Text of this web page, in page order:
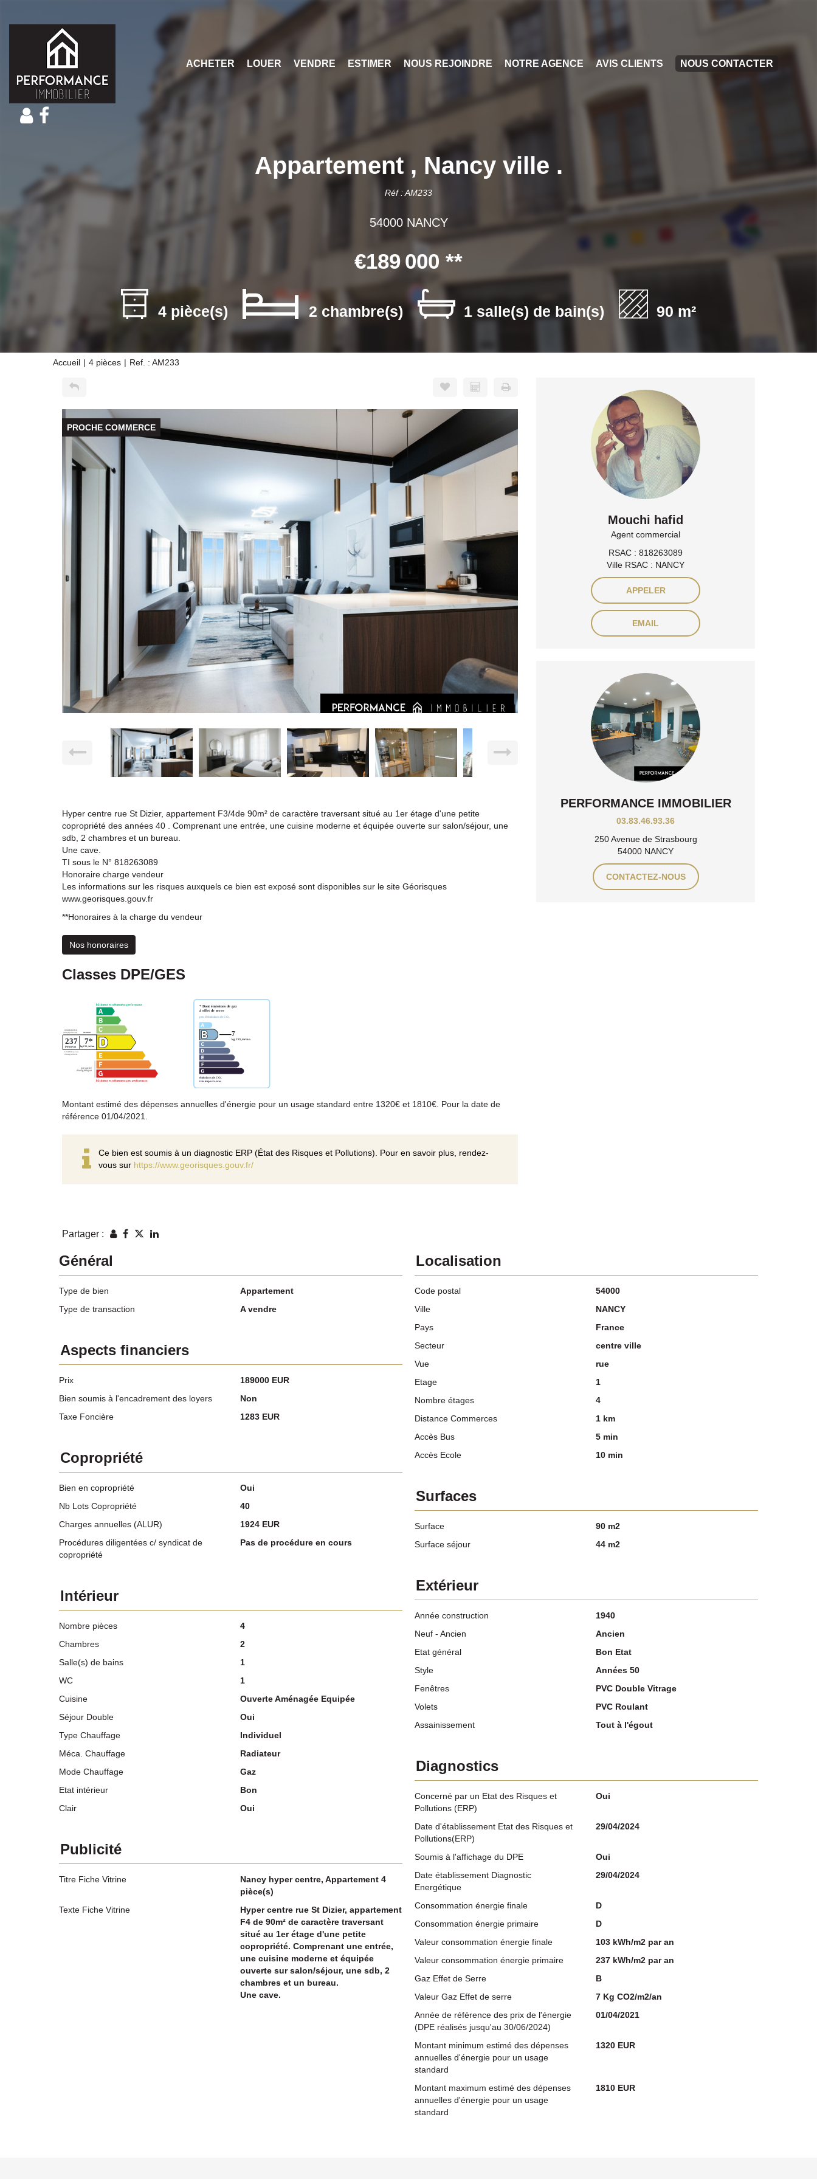
ACHETER LOUER VENDRE ESTIMER NOUS REJOINDRE NOTRE AGENCE AVIS CLIENTS NOUS CONTACTER
Appartement , Nancy ville .
Réf : AM233
54000 NANCY
€189 000 **
4 pièce(s) 2 chambre(s) 1 salle(s) de bain(s) 90 m²
Accueil 4 pièces Ref. : AM233
PROCHE COMMERCE
Hyper centre rue St Dizier, appartement F3/4de 90m² de caractère traversant situé au 1er étage d'une petite
copropriété des années 40 . Comprenant une entrée, une cuisine moderne et équipée ouverte sur salon/séjour, une
sdb, 2 chambres et un bureau.
Une cave.
TI sous le N° 818263089
Honoraire charge vendeur
Les informations sur les risques auxquels ce bien est exposé sont disponibles sur le site Géorisques
www.georisques.gouv.fr
**Honoraires à la charge du vendeur
Nos honoraires
Classes DPE/GES
Montant estimé des dépenses annuelles d'énergie pour un usage standard entre 1320€ et 1810€. Pour la date de
référence 01/04/2021.
Ce bien est soumis à un diagnostic ERP (État des Risques et Pollutions). Pour en savoir plus, rendez-
vous sur https://www.georisques.gouv.fr/
Partager :
Mouchi hafid
Agent commercial
RSAC : 818263089
Ville RSAC : NANCY
APPELER
EMAIL
PERFORMANCE IMMOBILIER
03.83.46.93.36
250 Avenue de Strasbourg
54000 NANCY
CONTACTEZ-NOUS
Général
Type de bien
Appartement
Type de transaction
A vendre
Localisation
Code postal
54000
Ville
NANCY
Pays
France
Secteur
centre ville
Vue
rue
Etage
1
Nombre étages
4
Distance Commerces
1 km
Accès Bus
5 min
Accès Ecole
10 min
Aspects financiers
Prix
189000 EUR
Bien soumis à l'encadrement des loyers
Non
Taxe Foncière
1283 EUR
Copropriété
Bien en copropriété
Oui
Nb Lots Copropriété
40
Charges annuelles (ALUR)
1924 EUR
Procédures diligentées c/ syndicat de
copropriété
Pas de procédure en cours
Surfaces
Surface
90 m2
Surface séjour
44 m2
Extérieur
Année construction
1940
Neuf - Ancien
Ancien
Etat général
Bon Etat
Style
Années 50
Fenêtres
PVC Double Vitrage
Volets
PVC Roulant
Assainissement
Tout à l'égout
Intérieur
Nombre pièces
4
Chambres
2
Salle(s) de bains
1
WC
1
Cuisine
Ouverte Aménagée Equipée
Séjour Double
Oui
Type Chauffage
Individuel
Méca. Chauffage
Radiateur
Mode Chauffage
Gaz
Etat intérieur
Bon
Clair
Oui
Diagnostics
Concerné par un Etat des Risques et
Pollutions (ERP)
Oui
Date d'établissement Etat des Risques et
Pollutions(ERP)
29/04/2024
Soumis à l'affichage du DPE
Oui
Date établissement Diagnostic
Energétique
29/04/2024
Consommation énergie finale
D
Consommation énergie primaire
D
Valeur consommation énergie finale
103 kWh/m2 par an
Valeur consommation énergie primaire
237 kWh/m2 par an
Gaz Effet de Serre
B
Valeur Gaz Effet de serre
7 Kg CO2/m2/an
Année de référence des prix de l'énergie
(DPE réalisés jusqu'au 30/06/2024)
01/04/2021
Montant minimum estimé des dépenses
annuelles d'énergie pour un usage
standard
1320 EUR
Montant maximum estimé des dépenses
annuelles d'énergie pour un usage
standard
1810 EUR
Publicité
Titre Fiche Vitrine
Nancy hyper centre, Appartement 4
pièce(s)
Texte Fiche Vitrine
Hyper centre rue St Dizier, appartement
F4 de 90m² de caractère traversant
situé au 1er étage d'une petite
copropriété. Comprenant une entrée,
une cuisine moderne et équipée
ouverte sur salon/séjour, une sdb, 2
chambres et un bureau.
Une cave.